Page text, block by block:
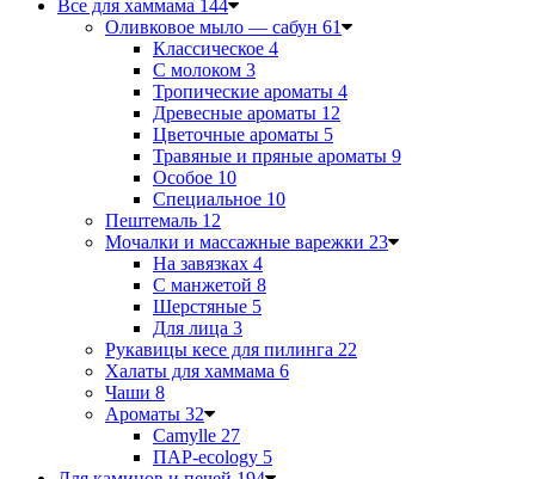
Все для хаммама 144
Оливковое мыло — сабун 61
Классическое 4
С молоком 3
Тропические ароматы 4
Древесные ароматы 12
Цветочные ароматы 5
Травяные и пряные ароматы 9
Особое 10
Специальное 10
Пештемаль 12
Мочалки и массажные варежки 23
На завязках 4
С манжетой 8
Шерстяные 5
Для лица 3
Рукавицы кесе для пилинга 22
Халаты для хаммама 6
Чаши 8
Ароматы 32
Camylle 27
ПАР-ecology 5